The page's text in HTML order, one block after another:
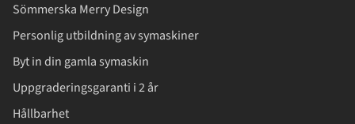
Sömmerska Merry Design
Personlig utbildning av symaskiner
Byt in din gamla symaskin
Uppgraderingsgaranti i 2 år
Hållbarhet